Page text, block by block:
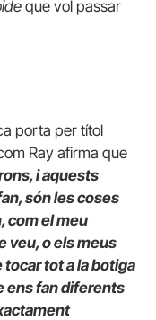
que vol passar
porta per títol
Ray afirma que
i aquests
són les coses
com el meu
veu, o els meus
tot a la botiga
ens fan diferents